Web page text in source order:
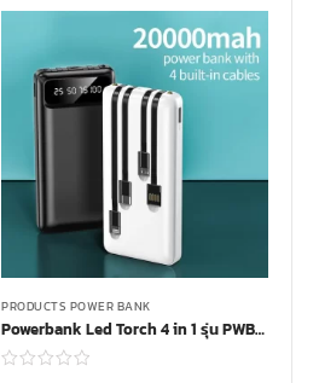
PRODUCTS POWER BANK
Powerbank Led Torch 4 in 1 รุ่น PWB-Y84